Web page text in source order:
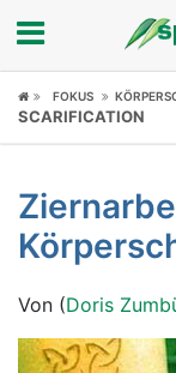
Fokus
Symptome
FOKUS
SCARIFICATION
Von (Doris